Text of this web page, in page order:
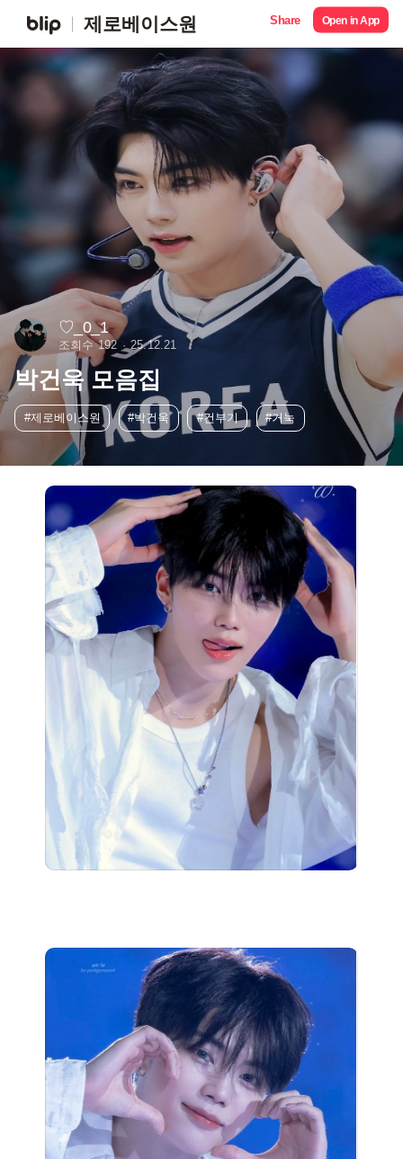
제로베이스원 Share Open in App
♡_0_1
조회수 192 25.12.21
박건욱 모음집
#제로베이스원 #박건욱 #건부기 #거눅